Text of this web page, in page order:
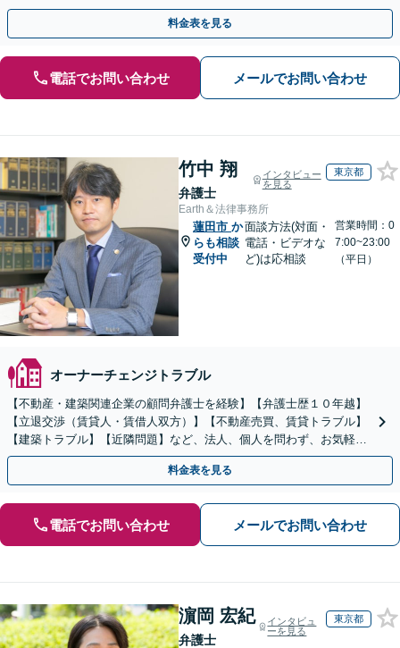
額・減額の交渉も対応実績豊富」【休日・夜間相談可】
料金表を見る
電話でお問い合わせ メールでお問い合わせ
竹中 翔
弁護士
インタビュー
を見る
東京都
Earth＆法律事務所
蓮田市 か
らも相談
受付中
面談方法(対面・
電話・ビデオな
ど)は応相談
営業時間：0
7:00~23:00
（平日）
オーナーチェンジトラブル
【不動産・建築関連企業の顧問弁護士を経験】【弁護士歴１０年越】
【立退交渉（賃貸人・賃借人双方）】【不動産売買、賃貸トラブル】
【建築トラブル】【近隣問題】など、法人、個人を問わず、お気軽に
ご相談ください。
料金表を見る
電話でお問い合わせ メールでお問い合わせ
濵岡 宏紀
弁護士
インタビュ
ーを見る
東京都